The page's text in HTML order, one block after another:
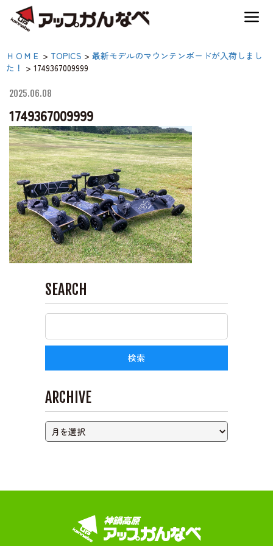
1749367009999|【公式】ア
ップかんなべ｜兵庫県豊
岡市・関西 アウトド
ア・キャンプ場・熱気
球・高原アクティビティ
夏のスキー場も「かなり遊べる」！
神鍋高原キャンプ場
神鍋高原アクティビティ
交通アクセス
宿泊案内
神鍋高原体育館
ライブカメラ
ＨＯＭＥ > TOPICS > 最新モデルのマウンテンボードが入荷しまし
た！ > 1749367009999
2025.06.08
1749367009999
SEARCH
ARCHIVE